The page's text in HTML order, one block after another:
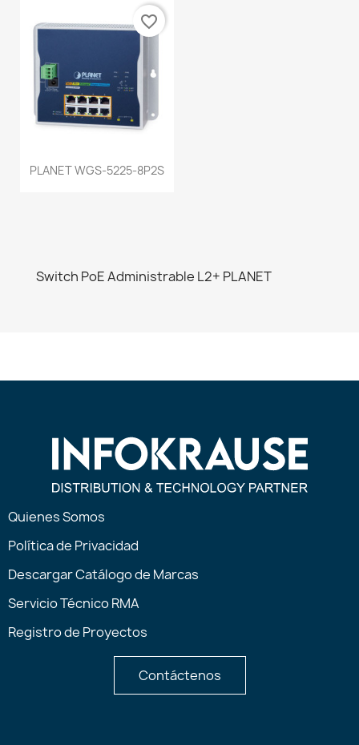
PLANET WGS-5225-8P2S
favorite_border
Switch PoE Administrable L2+ PLANET
Quienes Somos
Política de Privacidad
Descargar Catálogo de Marcas
Servicio Técnico RMA
Registro de Proyectos
Contáctenos